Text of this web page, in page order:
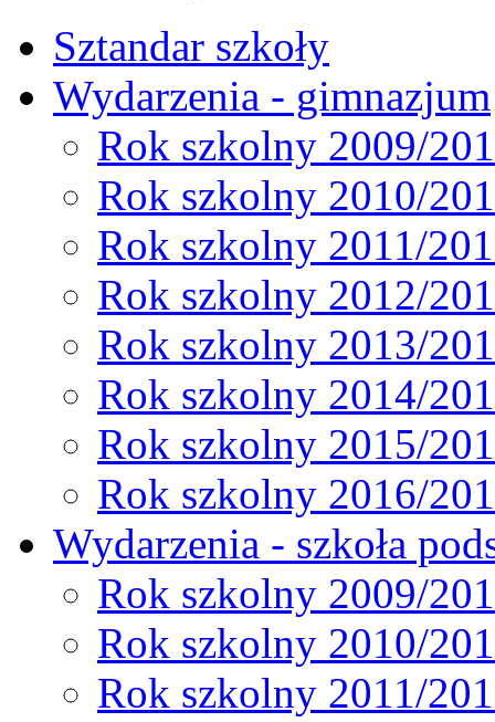
Sztandar szkoły
Wydarzenia - gimnazjum
Rok szkolny 2009/
Rok szkolny 2010/
Rok szkolny 2011/
Rok szkolny 2012/
Rok szkolny 2013/
Rok szkolny 2014/
Rok szkolny 2015/
Rok szkolny 2016/
Wydarzenia - szkoła
Rok szkolny 2009/
Rok szkolny 2010/
Rok szkolny 2011/